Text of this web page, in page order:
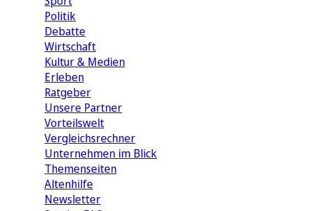
Politik
Debatte
Wirtschaft
Kultur & Medien
Erleben
Ratgeber
Unsere Partner
Vorteilswelt
Vergleichsrechner
Unternehmen im Blick
Themenseiten
Altenhilfe
Newsletter